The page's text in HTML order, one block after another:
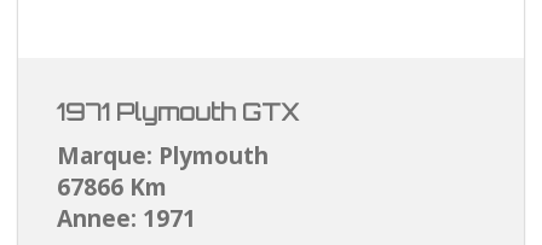
1971 Plymouth GTX
Marque: Plymouth
67866 Km
Annee: 1971